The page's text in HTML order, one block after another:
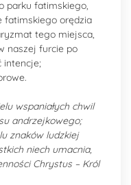
parku fatimskiego,
fatimskiego orędzia
tego miejsca,
naszej furcie po
intencje;
wspaniałych chwil
andrzejkowego;
znaków ludzkiej
niech umacnia,
Chrystus – Król